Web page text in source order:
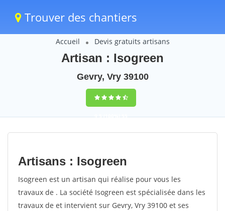
Trouver des chantiers
Accueil Devis gratuits artisans
Artisan : Isogreen
Gevry, Vry 39100
9,5(100%)55
votes
Artisans : Isogreen
Isogreen est un artisan qui réalise pour vous les
travaux de . La société Isogreen est spécialisée dans les
travaux de et intervient sur Gevry, Vry 39100 et ses